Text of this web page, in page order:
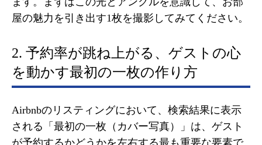
屋の魅力を引き出す1枚を撮影してみてください。
2. 予約率が跳ね上がる、ゲストの心
を動かす最初の一枚の作り方
Airbnbのリスティングにおいて、検索結果に表示
される「最初の一枚（カバー写真）」は、ゲスト
が予約するかどうかを左右する最も重要な要素で